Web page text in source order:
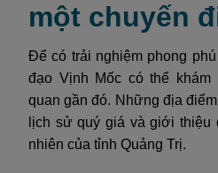
một chuyến
Để có trải nghiệm phong
đạo Vịnh Mốc có thể khám
quan gần đó. Những địa
lịch sử quý giá và giới thiệu
nhiên của tỉnh Quảng Trị.